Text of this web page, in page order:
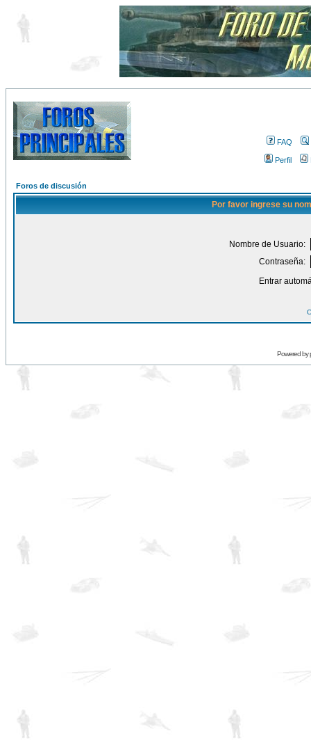
FAQ
Perfil
Foros de discusión
Por favor ingrese su
Nombre de Usuario:
Contraseña:
Entrar
Powered by